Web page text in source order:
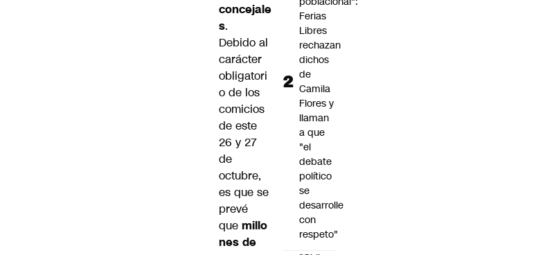
concejale
s.
Debido al
carácter
obligatori
o de los
comicios
de este
26 y 27
de
octubre,
es que se
prevé
que millo
nes de
Ferias
Libres
rechazan
dichos
de
Camila
Flores y
llaman
a que
"el
debate
político
se
desarrolle
con
respeto"